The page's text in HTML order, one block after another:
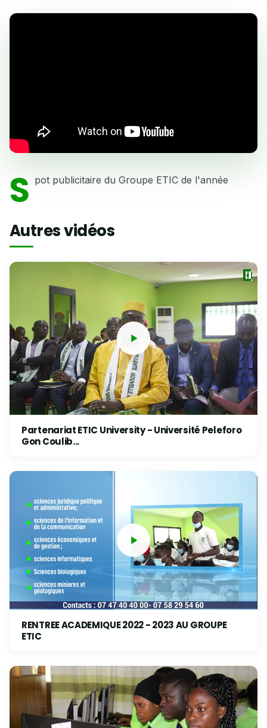
S pot publicitaire du Groupe ETIC de l'année
Autres vidéos
Partenariat ETIC University - Université Peleforo
Gon Coulib...
RENTREE ACADEMIQUE 2022 - 2023 AU GROUPE
ETIC